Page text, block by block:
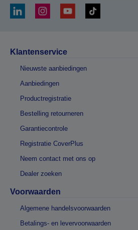
Klantenservice
Nieuwste aanbiedingen
Aanbiedingen
Productregistratie
Bestelling retourneren
Garantiecontrole
Registratie CoverPlus
Neem contact met ons op
Dealer zoeken
Voorwaarden
Algemene handelsvoorwaarden
Betalings- en levervoorwaarden